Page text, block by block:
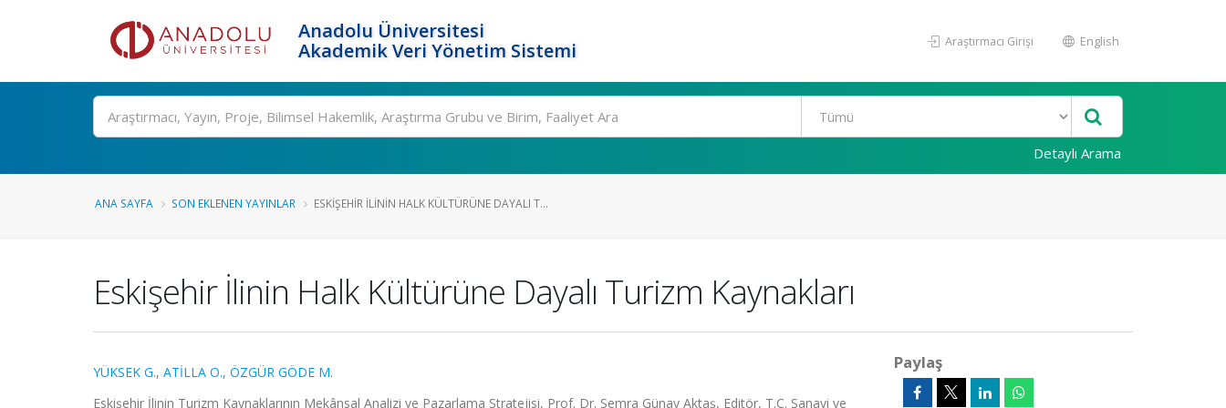
Anadolu Üniversitesi
Akademik Veri Yönetim Sistemi
Araştırmacı Girişi English
Ara
Detaylı Arama
ANA SAYFA SON EKLENEN YAYINLAR ESKIŞEHIR İLININ HALK KÜLTÜRÜNE DAYALI T...
Eskişehir İlinin Halk Kültürüne Dayalı Turizm Kaynakları
YÜKSEK G., ATİLLA O., ÖZGÜR GÖDE M.
Eskişehir İlinin Turizm Kaynaklarının Mekânsal Analizi ve Pazarlama Stratejisi, Prof. Dr. Semra Günay Aktaş, Editör, T.C. Sanayi ve
Paylaş